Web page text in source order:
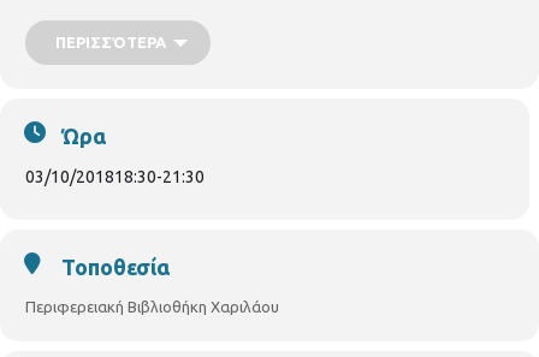
λαβύρινθος»από τις εκδόσεις Μεταίχμιο.
συντονίσει η Αγγελική Φατίση
ΠΕΡΙΣΣΌΤΕΡΑ
Ώρα
03/10/201818:30-21:30
Τοποθεσία
Περιφερειακή Βιβλιοθήκη Χαριλάου